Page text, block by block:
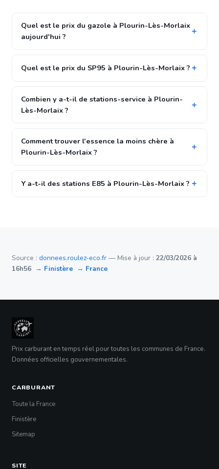
Quel est le prix du gazole à Plourin-Lès-Morlaix
aujourd'hui ?
Quel est le prix du SP95 à Plourin-Lès-Morlaix ?
Combien y a-t-il de stations-service à Plourin-
Lès-Morlaix ?
Comment trouver l'essence la moins chère à
Plourin-Lès-Morlaix ?
Y a-t-il des stations E85 à Plourin-Lès-Morlaix ?
Source : donnees.roulez-eco.fr — Mise à jour : 22/03/2026 à
16h56 → Finistère → France
Prix carburant en temps réel pour toutes les communes de France.
Données officielles gouvernementales.
CARBURANT
Toute la France
Finistère
Sitemap
SITE